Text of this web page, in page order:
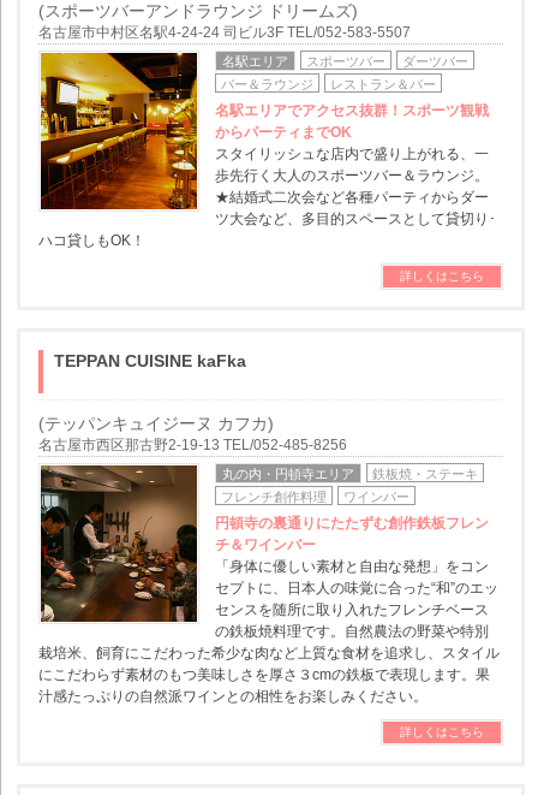
(スポーツバーアンドラウンジ ドリームズ)
名古屋市中村区名駅4-24-24 司ビル3F TEL/052-583-5507
名駅エリア スポーツバー
ダーツバー
バー＆ラウンジ
レストラン＆バー
名駅エリアでアクセス抜群！スポーツ観戦
からパーティまでOK
スタイリッシュな店内で盛り上がれる、一
歩先行く大人のスポーツバー＆ラウンジ。
★結婚式二次会など各種パーティからダー
ツ大会など、多目的スペースとして貸切り･
ハコ貸しもOK！
詳しくはこちら
TEPPAN CUISINE kaFka
(テッパンキュイジーヌ カフカ)
名古屋市西区那古野2-19-13 TEL/052-485-8256
丸の内・円頓寺エリア
鉄板焼・ステーキ
フレンチ創作料理
ワインバー
円頓寺の裏通りにたたずむ創作鉄板フレン
チ＆ワインバー
「身体に優しい素材と自由な発想」をコン
セプトに、日本人の味覚に合った“和”のエッ
センスを随所に取り入れたフレンチベース
の鉄板焼料理です。自然農法の野菜や特別
栽培米、飼育にこだわった希少な肉など上質な食材を追求し、スタイル
にこだわらず素材のもつ美味しさを厚さ３cmの鉄板で表現します。果
汁感たっぷりの自然派ワインとの相性をお楽しみください。
詳しくはこちら